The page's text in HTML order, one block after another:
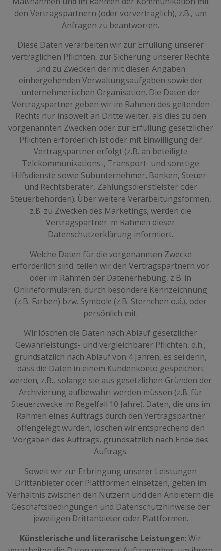
den Vertragspartnern (oder vorvertraglich), z.B., um
Anfragen zu beantworten.
Diese Daten verarbeiten wir zur Erfüllung unserer
vertraglichen Pflichten, zur Sicherung unserer Rechte
und zu Zwecken der mit diesen Angaben
einhergehenden Verwaltungsaufgaben sowie der
unternehmerischen Organisation. Die Daten der
Vertragspartner geben wir im Rahmen des geltenden
Rechts nur insoweit an Dritte weiter, als dies zu den
vorgenannten Zwecken oder zur Erfüllung gesetzlicher
Pflichten erforderlich ist oder mit Einwilligung der
Vertragspartner erfolgt (z.B. an beteiligte
Telekommunikations-, Transport- und sonstige
Hilfsdienste sowie Subunternehmer, Banken, Steuer-
und Rechtsberater, Zahlungsdienstleister oder
Steuerbehörden). Über weitere Verarbeitungsformen,
z.B. zu Zwecken des Marketings, werden die
Vertragspartner im Rahmen dieser
Datenschutzerklärung informiert.
Welche Daten für die vorgenannten Zwecke
erforderlich sind, teilen wir den Vertragspartnern vor
oder im Rahmen der Datenerhebung, z.B. in
Onlineformularen, durch besondere Kennzeichnung
(z.B. Farben) bzw. Symbole (z.B. Sternchen o.ä.), oder
persönlich mit.
Wir löschen die Daten nach Ablauf gesetzlicher
Gewährleistungs- und vergleichbarer Pflichten, d.h.,
grundsätzlich nach Ablauf von 4 Jahren, es sei denn,
dass die Daten in einem Kundenkonto gespeichert
werden, z.B., solange sie aus gesetzlichen Gründen der
Archivierung aufbewahrt werden müssen (z.B. für
Steuerzwecke im Regelfall 10 Jahre). Daten, die uns im
Rahmen eines Auftrags durch den Vertragspartner
offengelegt wurden, löschen wir entsprechend den
Vorgaben des Auftrags, grundsätzlich nach Ende des
Auftrags.
Soweit wir zur Erbringung unserer Leistungen
Drittanbieter oder Plattformen einsetzen, gelten im
Verhältnis zwischen den Nutzern und den Anbietern die
Geschäftsbedingungen und Datenschutzhinweise der
jeweiligen Drittanbieter oder Plattformen.
Künstlerische und literarische Leistungen: Wir